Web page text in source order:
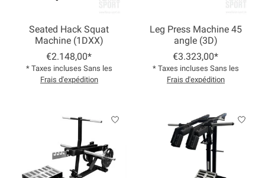
Seated Hack Squat
Machine (1DXX)
€2.148,00*
* Taxes incluses Sans les
Frais d'expédition
Leg Press Machine 45
angle (3D)
€3.323,00*
* Taxes incluses Sans les
Frais d'expédition